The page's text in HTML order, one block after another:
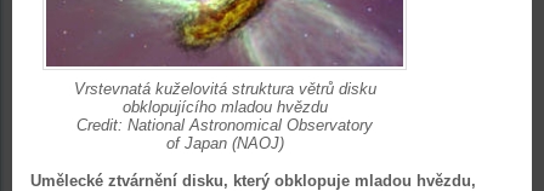
Vrstevnatá kuželovitá struktura větrů disku
obklopujícího mladou hvězdu
Credit: National Astronomical Observatory
of Japan (NAOJ)
Umělecké ztvárnění disku, který obklopuje mladou hvězdu,